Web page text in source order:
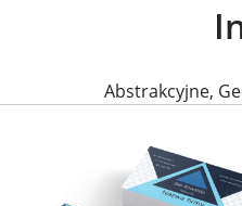
Abstrakcyjne,